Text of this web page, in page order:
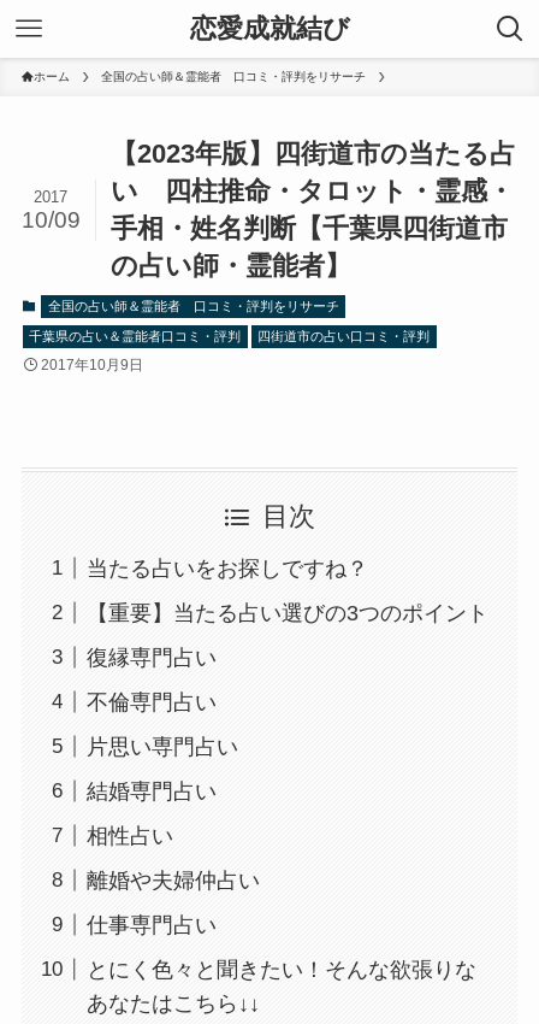
恋愛成就結び
ホーム 全国の占い師＆霊能者 口コミ・評判をリサーチ
【2023年版】四街道市の当たる占
い 四柱推命・タロット・霊感・
手相・姓名判断【千葉県四街道市
の占い師・霊能者】
2017
10/09
全国の占い師＆霊能者 口コミ・評判をリサーチ
千葉県の占い＆霊能者口コミ・評判 四街道市の占い口コミ・評判
2017年10月9日
目次
当たる占いをお探しですね？
【重要】当たる占い選びの3つのポイント
復縁専門占い
不倫専門占い
片思い専門占い
結婚専門占い
相性占い
離婚や夫婦仲占い
仕事専門占い
とにく色々と聞きたい！そんな欲張りな
あなたはこちら↓↓